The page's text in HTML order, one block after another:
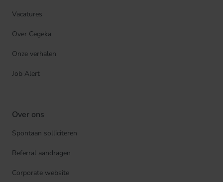
Vacatures
Over Cegeka
Onze verhalen
Job Alert
Over ons
Spontaan solliciteren
Referral aandragen
Corporate website